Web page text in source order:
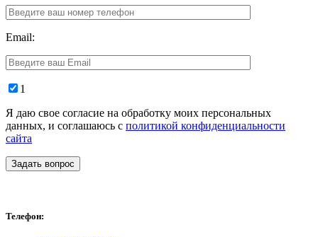
Email:
1
Я даю свое согласие на обработку моих персональных
данных, и соглашаюсь с политикой конфиденциальности
сайта
Задать вопрос
Телефон: